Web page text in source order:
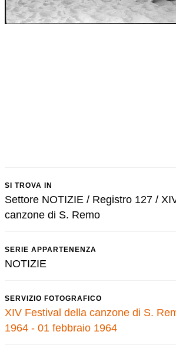
SI TROVA IN
Settore NOTIZIE / Registro 127 /
canzone di S. Remo
SERIE APPARTENENZA
NOTIZIE
SERVIZIO FOTOGRAFICO
XIV Festival della canzone di S.
1964 - 01 febbraio 1964